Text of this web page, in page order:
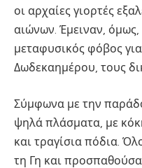
οι αρχαίες γιορτές
αιώνων. Έμειναν, όμως,
μεταφυσικός φόβος
Δωδεκαημέρου, τους
Σύμφωνα με την
ψηλά πλάσματα, με
και τραγίσια πόδια.
τη Γη και